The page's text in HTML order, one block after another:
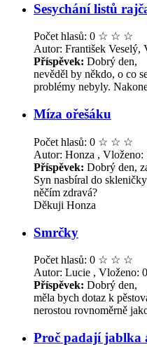
Sesychání listů
Počet hlasů: 0 ☆ ☆ ☆
Autor: František Veselý,
Příspěvek: Dobrý den,
nevěděl by někdo, o co
problémy nebyly.
Míza ořešáku
Počet hlasů: 0 ☆ ☆ ☆
Autor: Honza , Vloženo:
Příspěvek: Dobrý den,
Syn nasbíral do
něčím zdravá?
Děkuji Honza
Smrčky
Počet hlasů: 0 ☆ ☆ ☆
Autor: Lucie , Vloženo:
Příspěvek: Dobrý den,
měla bych dotaz k
nerostou rovnoměrně
Proč padají jablka